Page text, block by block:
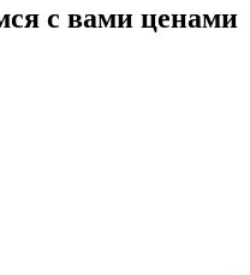
с вами ценами